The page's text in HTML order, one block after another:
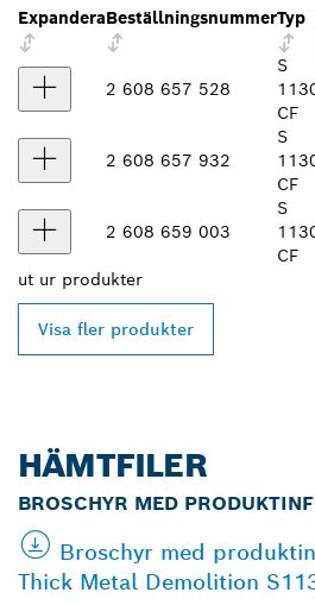
ExpanderaBeställningsnummerTyp
2 608 657 528
S
CF
2 608 657 932
S
CF
2 608 659 003
S
CF
ut ur produkter
Visa fler produkter
HÄMTFILER
BROSCHYR MED
Broschyr med
Thick Metal Demolition